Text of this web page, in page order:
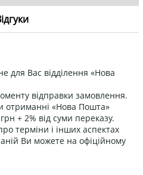
для Вас відділення «Нова
відправки замовлення.
отриманні «Нова Пошта»
+ 2% від суми переказу.
терміни і інших аспектах
Ви можете на офіційному